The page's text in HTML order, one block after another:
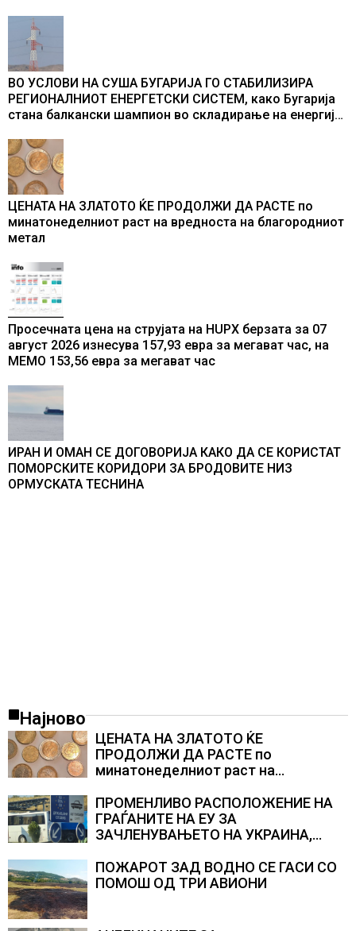
ВО УСЛОВИ НА СУША БУГАРИЈА ГО СТАБИЛИЗИРА
РЕГИОНАЛНИОТ ЕНЕРГЕТСКИ СИСТЕМ, како Бугарија
стана балкански шампион во складирање на енергија
ЦЕНАТА НА ЗЛАТОТО ЌЕ ПРОДОЛЖИ ДА РАСТЕ по
минатонеделниот раст на вредноста на благородниот
метал
Просечната цена на струјата на HUPX берзата за 07
август 2026 изнесува 157,93 евра за мегават час, на
МЕМО 153,56 евра за мегават час
ИРАН И ОМАН СЕ ДОГОВОРИЈА КАКО ДА СЕ КОРИСТАТ
ПОМОРСКИТЕ КОРИДОРИ ЗА БРОДОВИТЕ НИЗ
ОРМУСКАТА ТЕСНИНА
Најново
ЦЕНАТА НА ЗЛАТОТО ЌЕ
ПРОДОЛЖИ ДА РАСТЕ по
минатонеделниот раст на
ПРОМЕНЛИВО РАСПОЛОЖЕНИЕ НА
ГРАЃАНИТЕ НА ЕУ ЗА
ЗАЧЛЕНУВАЊЕТО НА УКРАИНА,
Полска, Франција и Германија
ПОЖАРОТ ЗАД ВОДНО СЕ ГАСИ СО
ПОМОШ ОД ТРИ АВИОНИ